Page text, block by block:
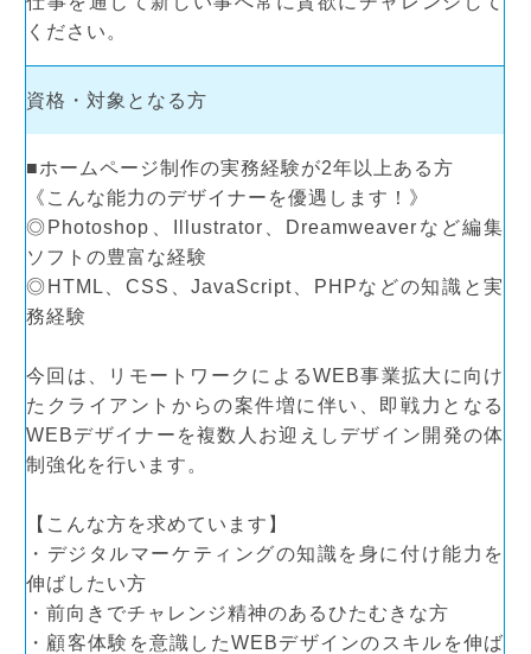
ください。
資格・対象となる方
■ホームページ制作の実務経験が2年以上ある方
《こんな能力のデザイナーを優遇します！》
◎Photoshop、Illustrator、Dreamweaverなど編集
ソフトの豊富な経験
◎HTML、CSS、JavaScript、PHPなどの知識と実
務経験
今回は、リモートワークによるWEB事業拡大に向け
たクライアントからの案件増に伴い、即戦力となる
WEBデザイナーを複数人お迎えしデザイン開発の体
制強化を行います。
【こんな方を求めています】
・デジタルマーケティングの知識を身に付け能力を
伸ばしたい方
・前向きでチャレンジ精神のあるひたむきな方
・顧客体験を意識したWEBデザインのスキルを伸ば